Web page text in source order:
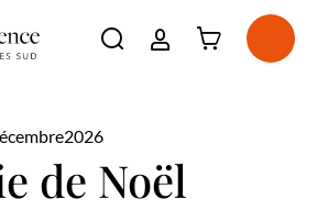
Ouvrir la barre de
Connexion à
2026
de Noël